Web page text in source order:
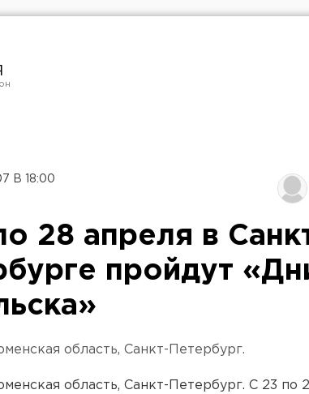
В 18:00
28 апреля в
пройдут
область, Санкт-Петербург.
область, Санкт-Петербург. С 23 по